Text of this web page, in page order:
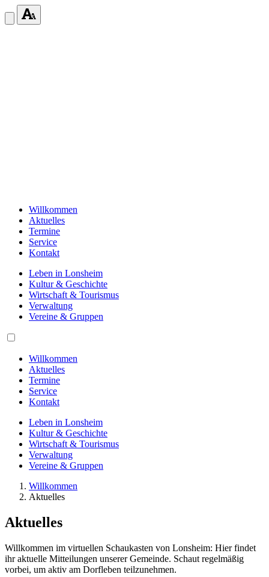
Willkommen
Aktuelles
Termine
Service
Kontakt
Leben in Lonsheim
Kultur & Geschichte
Wirtschaft & Tourismus
Verwaltung
Vereine & Gruppen
Willkommen
Aktuelles
Termine
Service
Kontakt
Leben in Lonsheim
Kultur & Geschichte
Wirtschaft & Tourismus
Verwaltung
Vereine & Gruppen
Willkommen
Aktuelles
Aktuelles
Willkommen im virtuellen Schaukasten von Lonsheim: Hier findet
ihr aktuelle Mitteilungen unserer Gemeinde. Schaut regelmäßig
vorbei, um aktiv am Dorfleben teilzunehmen.